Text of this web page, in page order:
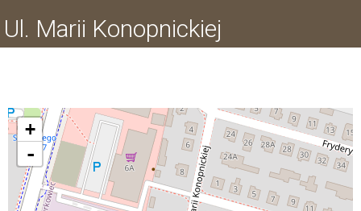
Ul. Marii Konopnickiej
+
-